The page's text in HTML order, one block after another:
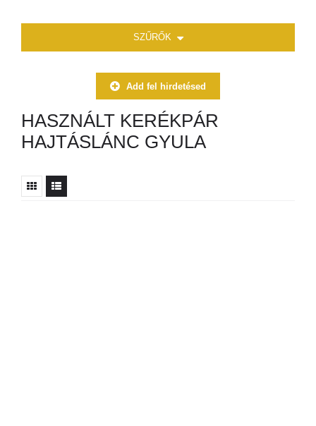
SZŰRŐK
Add fel hirdetésed
HASZNÁLT KERÉKPÁR
HAJTÁSLÁNC GYULA